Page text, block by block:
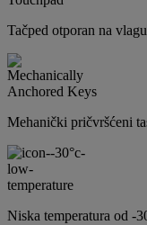
Tačped otporan na vlagu
Mehanički pričvršćeni
Niska temperatura od -